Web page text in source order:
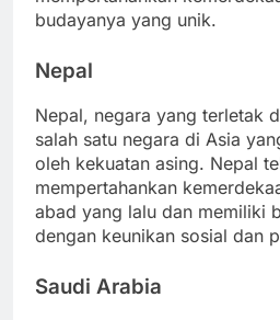
budayanya yang unik.
Nepal
Nepal, negara yang terletak
salah satu negara di Asia
oleh kekuatan asing. Nepal
mempertahankan
abad yang lalu dan memiliki
dengan keunikan sosial dan
Saudi Arabia